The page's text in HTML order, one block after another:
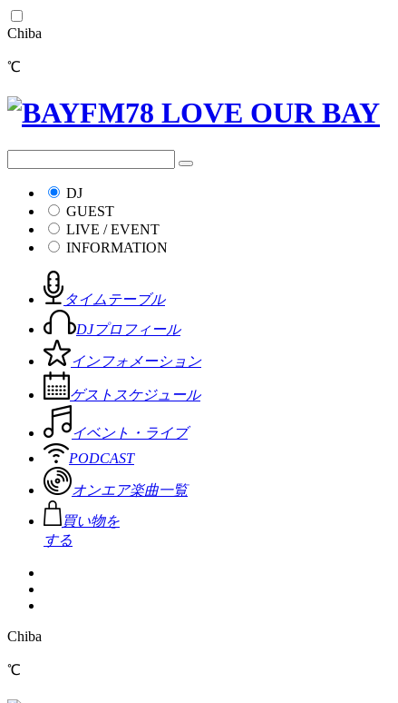
Chiba
℃
DJ
GUEST
LIVE / EVENT
INFORMATION
タイムテーブル
DJプロフィール
インフォメーション
ゲストスケジュール
イベント・ライブ
PODCAST
オンエア楽曲一覧
買い物を
する
Chiba
℃